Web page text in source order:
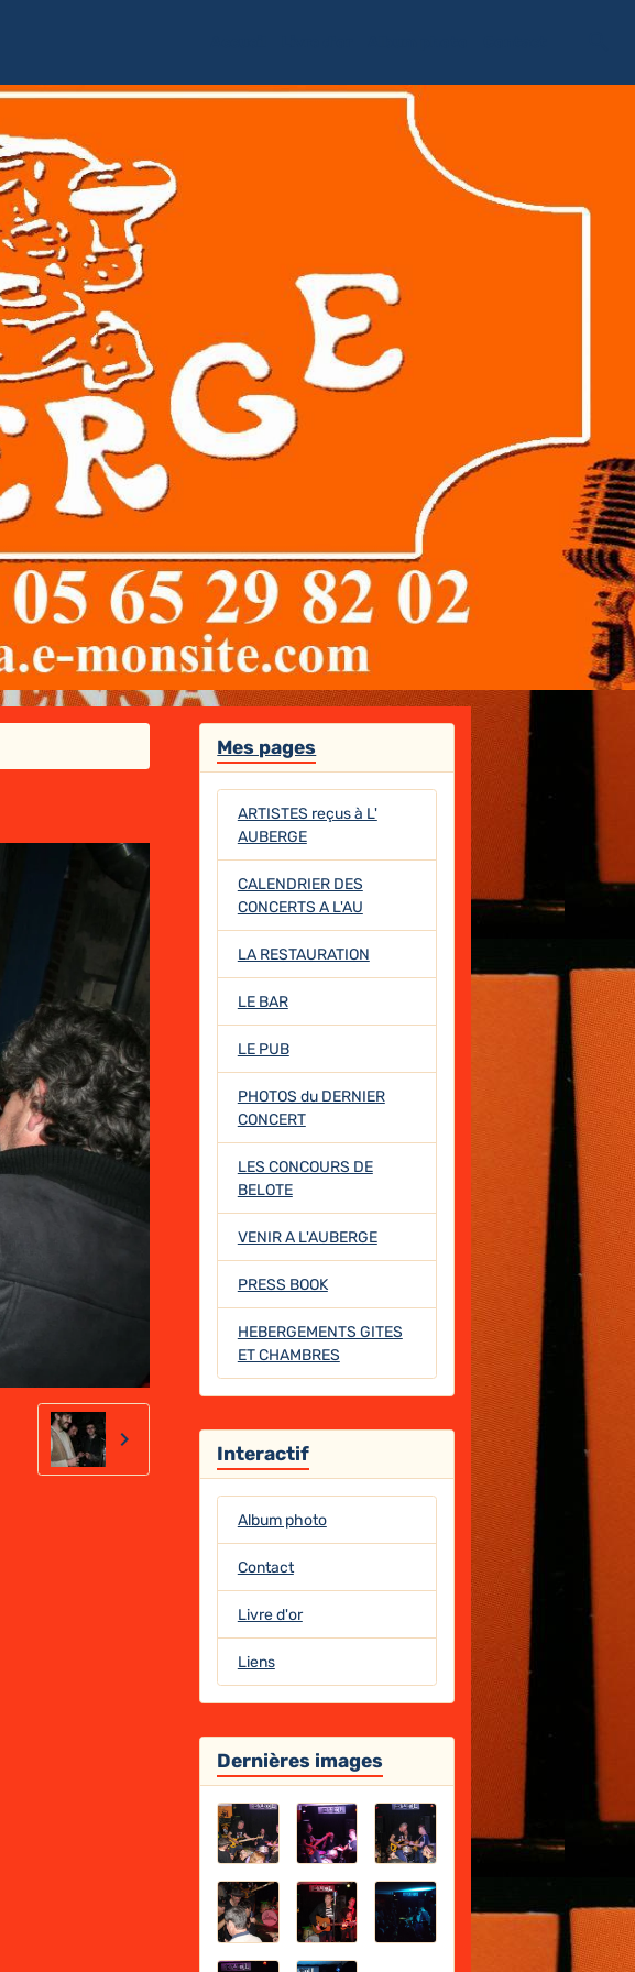
Mes pages
ARTISTES reçus à L'
AUBERGE
CALENDRIER DES
CONCERTS A L'AU
LA RESTAURATION
LE BAR
LE PUB
PHOTOS du DERNIER
CONCERT
LES CONCOURS DE
BELOTE
VENIR A L'AUBERGE
PRESS BOOK
HEBERGEMENTS GITES
ET CHAMBRES
Interactif
Album photo
Contact
Livre d'or
Liens
Dernières images